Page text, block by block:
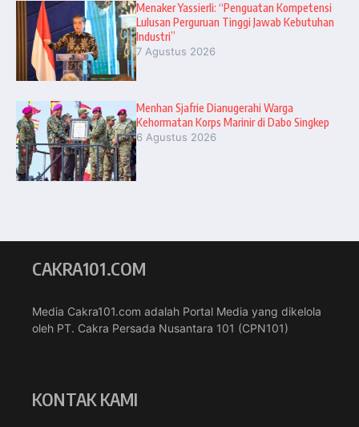
Menaker Yassierli: “Penguatan Kompetensi
Lulusan Perguruan Tinggi Jawab Kebutuhan
Industri”
7 Agustus 2026
Menhan Sjafrie Dianugerahi Warga
Kehormatan Korps Marinir di Dabo Singkep
6 Agustus 2026
CAKRA101.COM
Media Cakra101.com adalah Portal Media yang dikelola
oleh PT. Cakra Persada Nusantara 101 (CPN101)
KONTAK KAMI